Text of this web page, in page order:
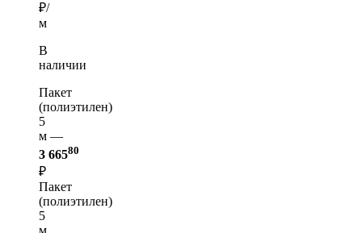
₽/
м
В
наличии
Пакет
(полиэтилен)
5
м —
3 66580
₽
Пакет
(полиэтилен)
5
м